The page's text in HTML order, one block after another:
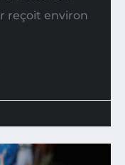
reçoit environ